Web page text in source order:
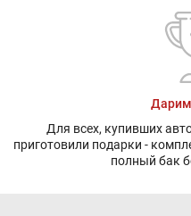
Для всех, купивших
приготовили подарки -
полный бак